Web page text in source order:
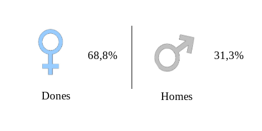
68,8% 31,3%
Dones Homes